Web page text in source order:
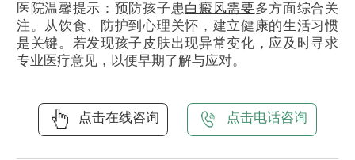
医院温馨提示：预防孩子患白癜风需要多方面综合关
注。从饮食、防护到心理关怀，建立健康的生活习惯
是关键。若发现孩子皮肤出现异常变化，应及时寻求
专业医疗意见，以便早期了解与应对。
点击在线咨询 点击电话咨询